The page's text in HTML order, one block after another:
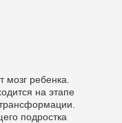
мозг ребенка.
на этапе
подростка